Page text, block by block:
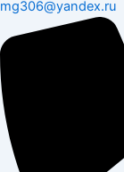
mg306@yandex.ru